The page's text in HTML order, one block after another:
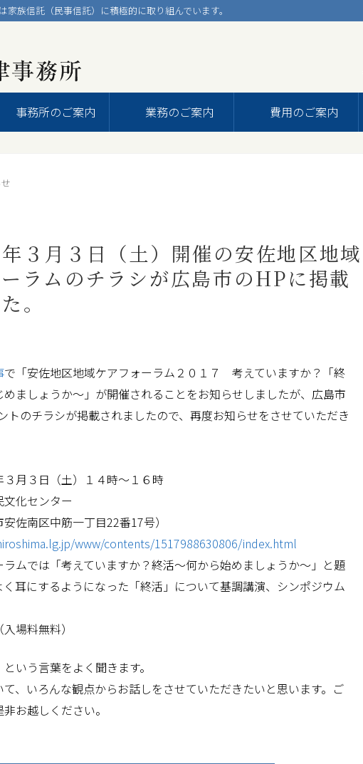
族信託（民事信託）に積極的に取り組んでいます。
事務所のご案内 業務のご案内 費用のご案内
３月３日（土）開催の安佐地区地域
ラムのチラシが広島市のHPに掲載
。
で「安佐地区地域ケアフォーラム２０１７ 考えていますか？「終
ましょうか～」が開催されることをお知らせしましたが、広島市
トのチラシが掲載されましたので、再度お知らせをさせていただき
月３日（土）１４時～１６時
化センター
区中筋一丁目22番17号）
www/contents/1517988630806/index.html
ムでは「考えていますか？終活～何から始めましょうか～」と題
く耳にするようになった「終活」について基調講演、シンポジウム
場料無料）
いう言葉をよく聞きます。
、いろんな観点からお話しをさせていただきたいと思います。ご
お越しください。
事務所のご案内
業務のご案内
家族信託（民事信託）
コラム
家族信託コラム